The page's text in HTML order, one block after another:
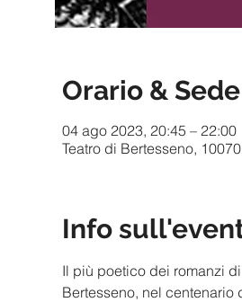
Orario & Sede
04 ago 2023, 20:45 – 22:00
Teatro di Bertesseno,
Info
Il più poetico dei romanzi
Bertesseno, nel